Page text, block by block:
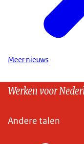
Meer nieuws
Werken voor
Andere talen